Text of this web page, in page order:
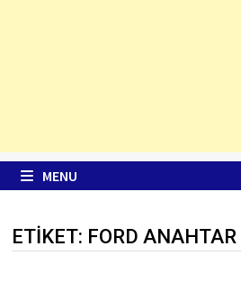
MENU
ETIKET: FORD ANAHTAR